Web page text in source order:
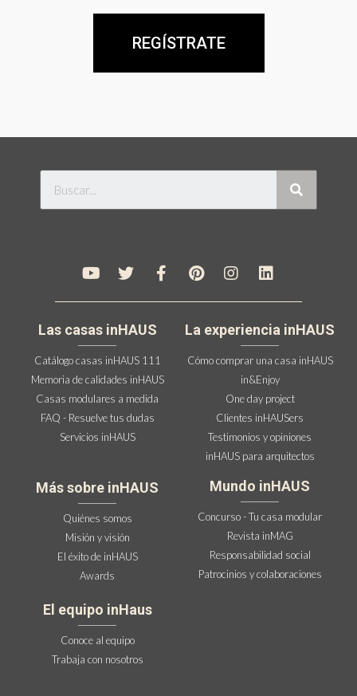
REGÍSTRATE
Las casas inHAUS
Catálogo casas inHAUS 111
Memoria de calidades inHAUS
Casas modulares a medida
FAQ - Resuelve tus dudas
Servicios inHAUS
Más sobre inHAUS
Quiénes somos
Misión y visión
El éxito de inHAUS
Awards
La experiencia inHAUS
Cómo comprar una casa inHAUS
in&Enjoy
One day project
Clientes inHAUSers
Testimonios y opiniones
inHAUS para arquitectos
Mundo inHAUS
Concurso - Tu casa modular
Revista inMAG
Responsabilidad social
Patrocinios y colaboraciones
El equipo inHaus
Conoce al equipo
Trabaja con nosotros